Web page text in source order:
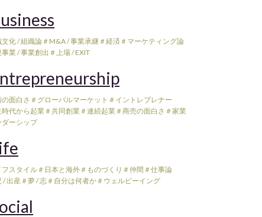
文化 / 組織論＃M&A / 事業承継 ＃経済 ＃マーケティング論
事業 / 事業創出 ＃上場 / EXIT
の面白さ ＃グローバルマーケット ＃イントレプレナー
時代から起業 ＃共同創業 ＃連続起業 ＃商売の面白さ ＃家業
ダーシップ
フスタイル ＃日本と海外 ＃ものづくり ＃仲間 ＃仕事論
/ 出産 ＃夢 / 志 ＃自分は何者か ＃ウェルビーイング